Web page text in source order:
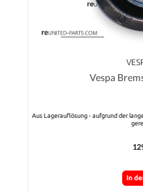
Vespa
Aus Lagerauflösung - aufgrund der
In